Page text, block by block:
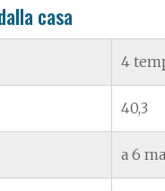
casa
4
40,3
a 6